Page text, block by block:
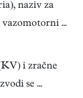
naziv za
...
i zračne
se ...